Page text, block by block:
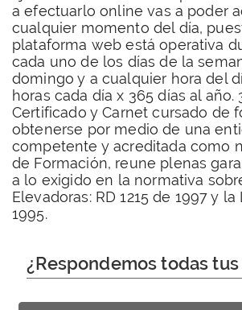
a efectuarlo online vas a poder
cualquier momento del día,
plataforma web está operativa
cada uno de los días de la
domingo y a cualquier hora del
horas cada día x 365 días al año.
Certificado y Carnet cursado de
obtenerse por medio de una
competente y acreditada como
de Formación, reune plenas
a lo exigido en la normativa
Elevadoras: RD 1215 de 1997 y
1995.
¿Respondemos todas